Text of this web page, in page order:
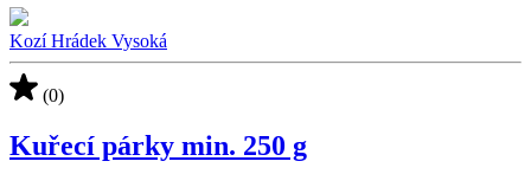
Kozí Hrádek Vysoká
(0)
Kuřecí párky min. 250 g